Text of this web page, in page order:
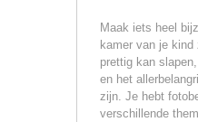
Maak iets heel
kamer van je kind
prettig kan
en het
zijn. Je hebt
verschillende